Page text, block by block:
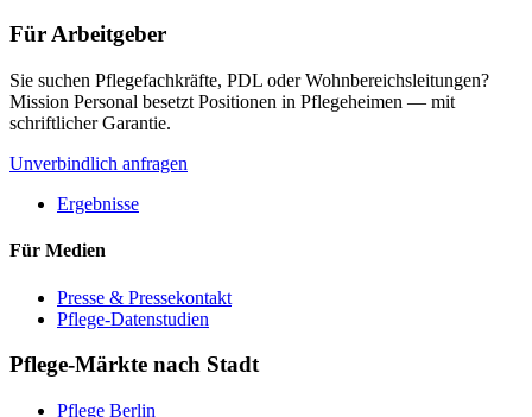
Für Arbeitgeber
Sie suchen Pflegefachkräfte, PDL oder Wohnbereichsleitungen?
Mission Personal besetzt Positionen in Pflegeheimen — mit
schriftlicher Garantie.
Unverbindlich anfragen
Ergebnisse
Für Medien
Presse & Pressekontakt
Pflege-Datenstudien
Pflege-Märkte nach Stadt
Pflege Berlin